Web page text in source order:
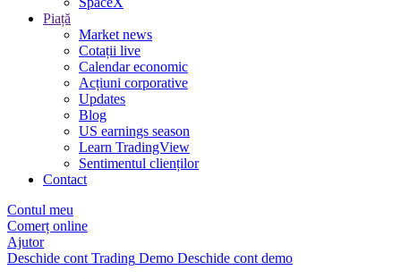
Piață
Market news
Cotații live
Calendar economic
Acțiuni corporative
Updates
Blog
US earnings season
Learn TradingView
Sentimentul clienților
Contact
Contul meu
Comerț online
Ajutor
Deschide cont Trading Demo Deschide cont demo